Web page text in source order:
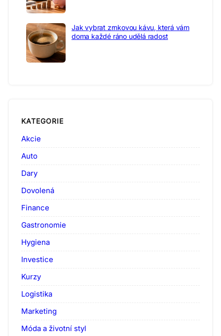
Jak vybrat zrnkovou kávu, která vám
doma každé ráno udělá radost
KATEGORIE
Akcie
Auto
Dary
Dovolená
Finance
Gastronomie
Hygiena
Investice
Kurzy
Logistika
Marketing
Móda a životní styl